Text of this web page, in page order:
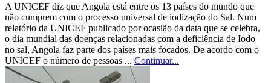
A UNICEF diz que Angola está entre os 13 países do mundo que
não cumprem com o processo universal de iodização do Sal. Num
relatório da UNICEF publicado por ocasião da data que se celebra,
o dia mundial das doenças relacionadas com a deficiência de Iodo
no sal, Angola faz parte dos países mais focados. De acordo com o
UNICEF o número de pessoas ... Continuar...